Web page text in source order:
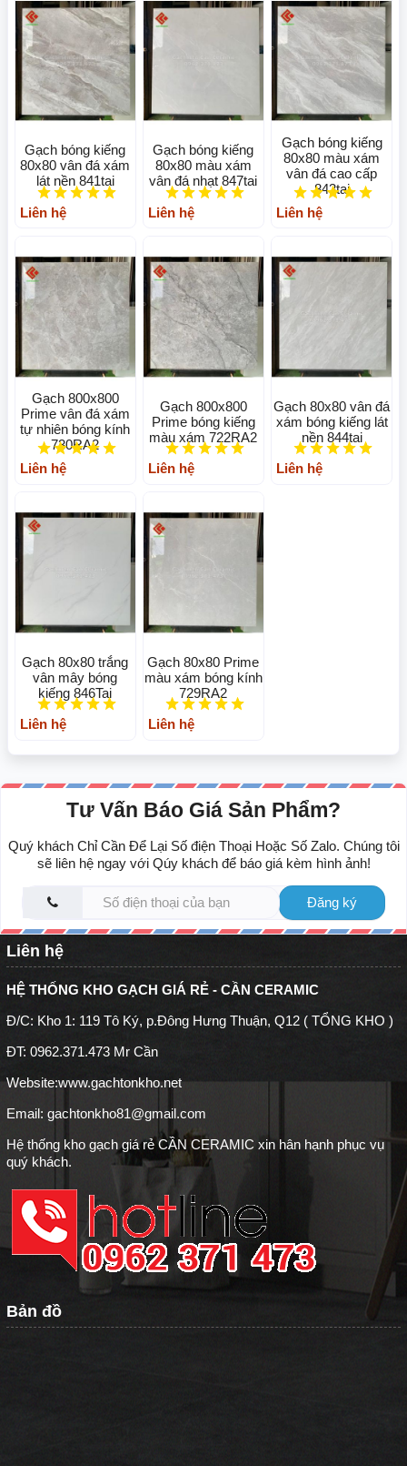
Gạch bóng kiếng
80x80 vân đá xám
lát nền 841tai
Liên hệ
Gạch bóng kiếng
80x80 màu xám
vân đá nhạt 847tai
Liên hệ
Gạch bóng kiếng
80x80 màu xám
vân đá cao cấp
843tai
Liên hệ
Gạch 800x800
Prime vân đá xám
tự nhiên bóng kính
730RA2
Liên hệ
Gạch 800x800
Prime bóng kiếng
màu xám 722RA2
Liên hệ
Gạch 80x80 vân đá
xám bóng kiếng lát
nền 844tai
Liên hệ
Gạch 80x80 trắng
vân mây bóng
kiếng 846Tai
Liên hệ
Gạch 80x80 Prime
màu xám bóng kính
729RA2
Liên hệ
Tư Vấn Báo Giá Sản Phẩm?
Quý khách Chỉ Cần Để Lại Số điện Thoại Hoặc Số Zalo. Chúng tôi
sẽ liên hệ ngay với Qúy khách để báo giá kèm hình ảnh!
Đăng ký
Liên hệ
HỆ THỐNG KHO GẠCH GIÁ RẺ - CẦN CERAMIC
Đ/C: Kho 1: 119 Tô Ký, p.Đông Hưng Thuận, Q12 ( TỔNG KHO )
ĐT: 0962.371.473 Mr Cần
Website:www.gachtonkho.net
Email: gachtonkho81@gmail.com
Hệ thống kho gạch giá rẻ CẦN CERAMIC xin hân hạnh phục vụ
quý khách.
Bản đồ